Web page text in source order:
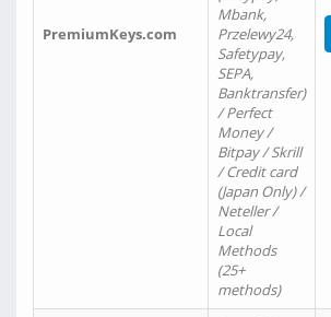
PremiumKeys.com
Mbank,
Przelewy24,
Safetypay,
SEPA,
Banktransfer)
/ Perfect
Money /
Bitpay / Skrill
/ Credit card
(Japan Only) /
Neteller /
Local
Methods
(25+
methods)